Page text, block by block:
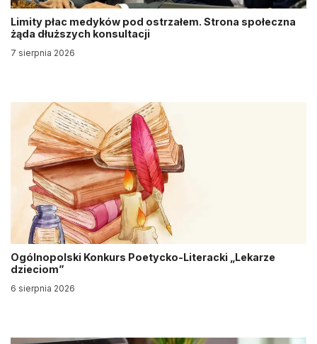
Limity płac medyków pod ostrzałem. Strona społeczna
żąda dłuższych konsultacji
7 sierpnia 2026
Ogólnopolski Konkurs Poetycko-Literacki „Lekarze
dzieciom”
6 sierpnia 2026